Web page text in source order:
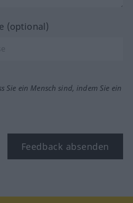
(optional)
Sie ein Mensch sind, indem Sie ein
Feedback absenden